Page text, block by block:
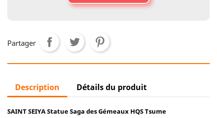
Partager
Description Détails du produit
SAINT SEIYA Statue Saga des Gémeaux HQS Tsume